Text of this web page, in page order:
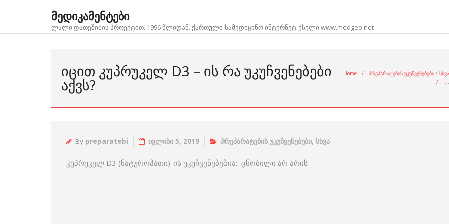
მედიკამენტები
ლალი დათეშიძის პროექტით. 1996 წლიდან. ქართული სამედიცინო ინტერნეტ-ქსელი www.medgeo.net
ᲘᲪᲘᲗ ᲙᲣᲞᲠᲣᲙᲔᲚ D3 – ᲘᲡ ᲠᲐ ᲣᲙᲣᲩᲕᲔᲜᲔᲑᲔᲑᲘ
ᲐᲥᲕᲡ?
Home / პრეპარატების უკუჩვენებები • სხვა
/
…
By preparatebi ივლისი 5, 2019 პრეპარატების უკუჩვენებები, სხვა
კუპრუკელ D3 (ნატუროპათი)-ის უკუჩვენებებია: ცნობილი არ არის